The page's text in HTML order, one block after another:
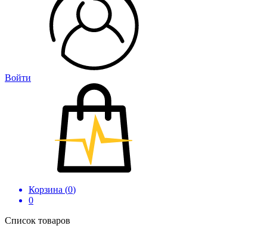
Войти
Корзина (0)
0
Список товаров